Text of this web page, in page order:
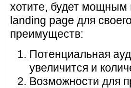
хотите, будет мощным
landing page для
преимуществ:
Потенциальная
увеличится и
Возможности для